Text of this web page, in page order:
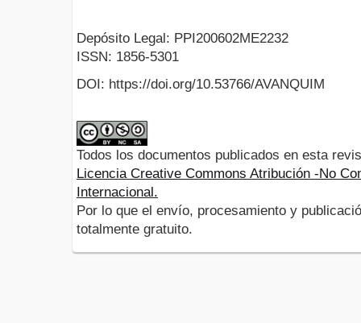
Depósito Legal: PPI200602ME2232
ISSN: 1856-5301
DOI: https://doi.org/10.53766/AVANQUIM
Todos los documentos publicados en esta
Licencia Creative Commons Atribución -No
Internacional.
Por lo que el envío, procesamiento y
totalmente gratuito.